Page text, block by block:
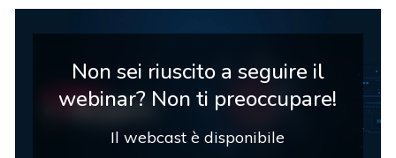
Non sei riuscito a seguire il
webinar? Non ti preoccupare!
Il webcast è disponibile